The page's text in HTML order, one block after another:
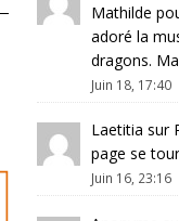
Mathilde
adoré la
dragons.
Juin 18, 17:40
Laetitia sur
page se
Juin 16, 23:16